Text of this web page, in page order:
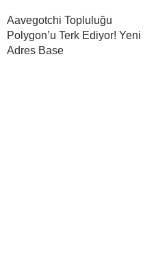
Aavegotchi Topluluğu
Polygon’u Terk Ediyor! Yeni
Adres Base